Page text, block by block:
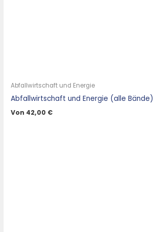
Abfallwirtschaft und Energie
Abfallwirtschaft und Energie (alle Bände)
Von 42,00 €